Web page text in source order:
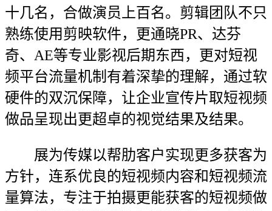
十几名，合做演员上百名。剪辑团队不只
熟练使用剪映软件，更通晓PR、达芬
奇、AE等专业影视后期东西，更对短视
频平台流量机制有着深挚的理解，通过软
硬件的双沉保障，让企业宣传片取短视频
做品呈现出更超卓的视觉结果及结果。
展为传媒以帮肋客户实现更多获客为
方针，连系优良的短视频内容和短视频流
量算法，专注于拍摄更能获客的短视频做